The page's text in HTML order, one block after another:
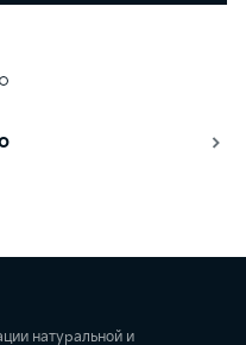
натуральной и